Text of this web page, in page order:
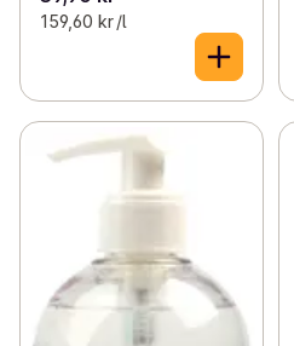
159,60 kr /l